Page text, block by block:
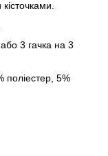
або 3 гачка на 3
поліестер, 5%